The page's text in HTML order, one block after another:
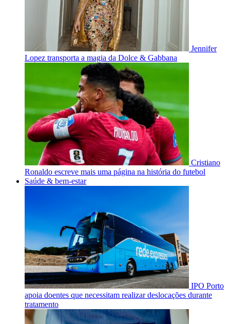
Jennifer
Lopez transporta a magia da Dolce & Gabbana
Cristiano
Ronaldo escreve mais uma página na história do futebol
Saúde & bem-estar
IPO Porto
apoia doentes que necessitam realizar deslocações durante
tratamento